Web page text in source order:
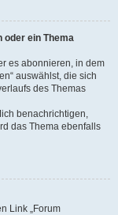
oder ein Thema
es abonnieren, in dem
auswählst, die sich
des Themas
benachrichtigen,
das Thema ebenfalls
Link „Forum